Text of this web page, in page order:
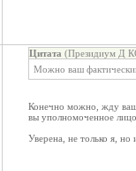
Цитата (Президиум Д
Можно ваш
Конечно можно, жду
вы уполномоченное
Уверена, не только я,